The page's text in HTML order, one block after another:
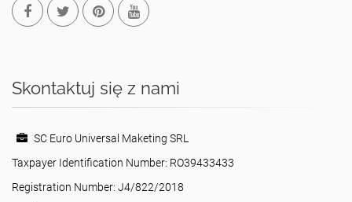
Skontaktuj się z nami
SC Euro Universal Maketing SRL
Taxpayer Identification Number: RO39433433
Registration Number: J4/822/2018